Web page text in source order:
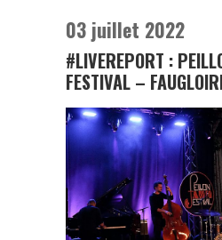
03 juillet 2022
#LIVEREPORT :
FESTIVAL –